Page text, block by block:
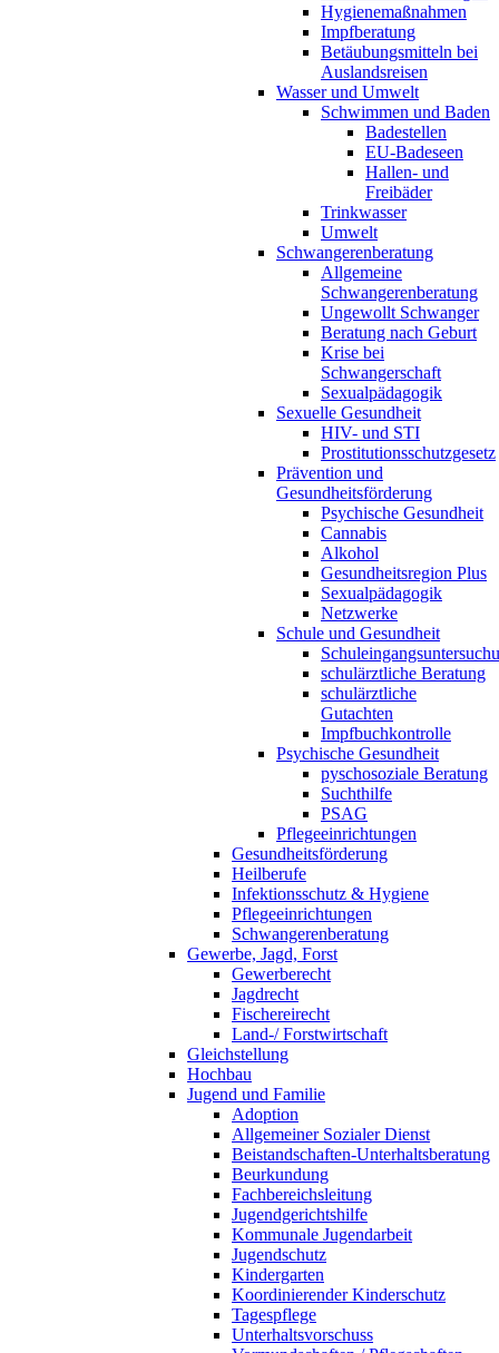
Hygienemaßnahmen
Impfberatung
Betäubungsmitteln bei
Auslandsreisen
Wasser und Umwelt
Schwimmen und Baden
Badestellen
EU-Badeseen
Hallen- und
Freibäder
Trinkwasser
Umwelt
Schwangerenberatung
Allgemeine
Schwangerenberatung
Ungewollt Schwanger
Beratung nach Geburt
Krise bei
Schwangerschaft
Sexualpädagogik
Sexuelle Gesundheit
HIV- und STI
Prostitutionsschutzgesetz
Prävention und
Gesundheitsförderung
Psychische Gesundheit
Cannabis
Alkohol
Gesundheitsregion Plus
Sexualpädagogik
Netzwerke
Schule und Gesundheit
schulärztliche Beratung
schulärztliche
Gutachten
Impfbuchkontrolle
Psychische Gesundheit
pyschosoziale Beratung
Suchthilfe
PSAG
Pflegeeinrichtungen
Gesundheitsförderung
Heilberufe
Infektionsschutz & Hygiene
Pflegeeinrichtungen
Schwangerenberatung
Gewerbe, Jagd, Forst
Gewerberecht
Jagdrecht
Fischereirecht
Land-/ Forstwirtschaft
Gleichstellung
Hochbau
Jugend und Familie
Adoption
Allgemeiner Sozialer Dienst
Beistandschaften-Unterhaltsberatung
Beurkundung
Fachbereichsleitung
Jugendgerichtshilfe
Kommunale Jugendarbeit
Jugendschutz
Kindergarten
Koordinierender Kinderschutz
Tagespflege
Unterhaltsvorschuss